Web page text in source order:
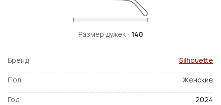
Размер дужек : 140
Бренд Silhouette
Пол Женские
Год 2024